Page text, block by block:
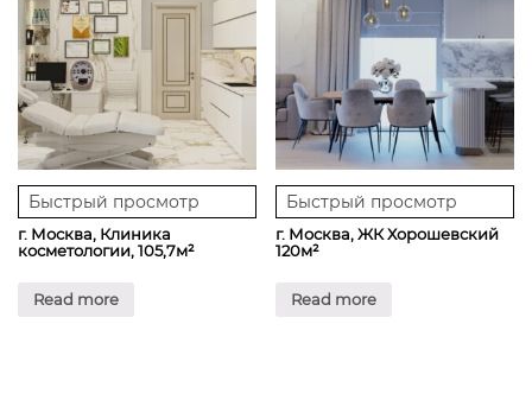
Быстрый просмотр
г. Москва, Клиника
косметологии, 105,7м²
Read more
Быстрый просмотр
г. Москва, ЖК Хорошевский
120м²
Read more